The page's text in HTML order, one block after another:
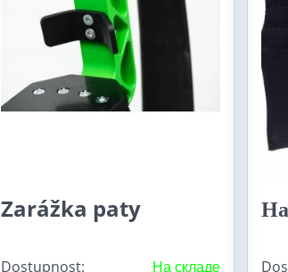
Zarážka paty
Dostupnost: На складе